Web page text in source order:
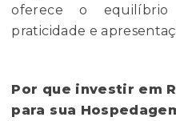
oferece o
praticidade e
Por que investir em
para sua